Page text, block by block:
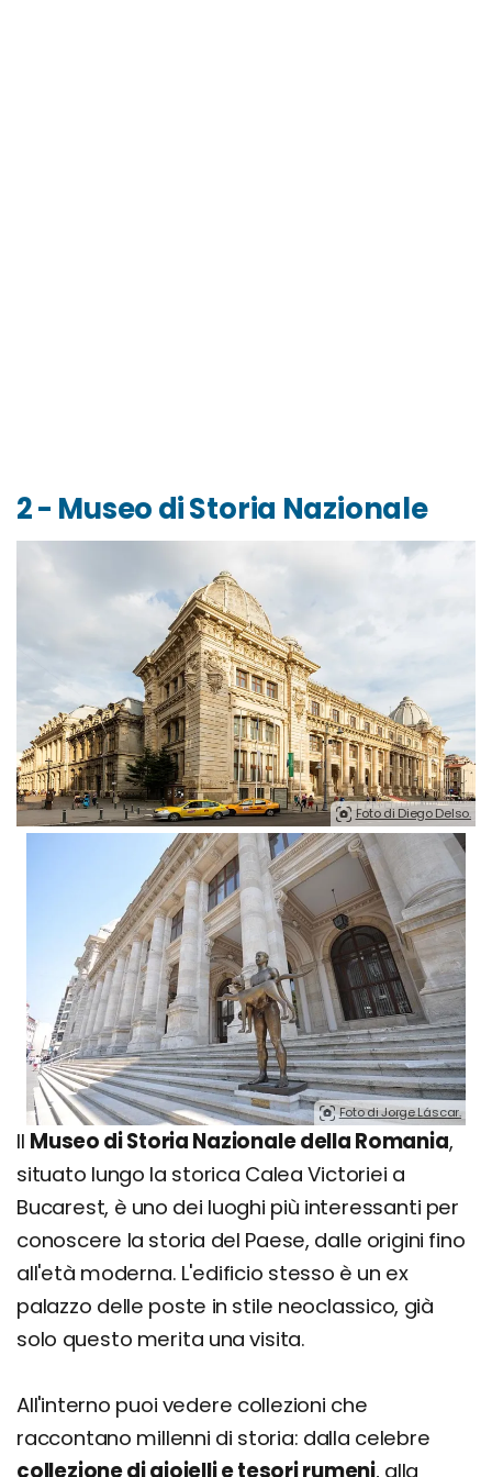
2 - Museo di Storia Nazionale
Foto di Diego Delso.
Foto di Jorge Láscar.
Il Museo di Storia Nazionale della Romania,
situato lungo la storica Calea Victoriei a
Bucarest, è uno dei luoghi più interessanti per
conoscere la storia del Paese, dalle origini fino
all'età moderna. L'edificio stesso è un ex
palazzo delle poste in stile neoclassico, già
solo questo merita una visita.
All'interno puoi vedere collezioni che
raccontano millenni di storia: dalla celebre
collezione di gioielli e tesori rumeni, alla